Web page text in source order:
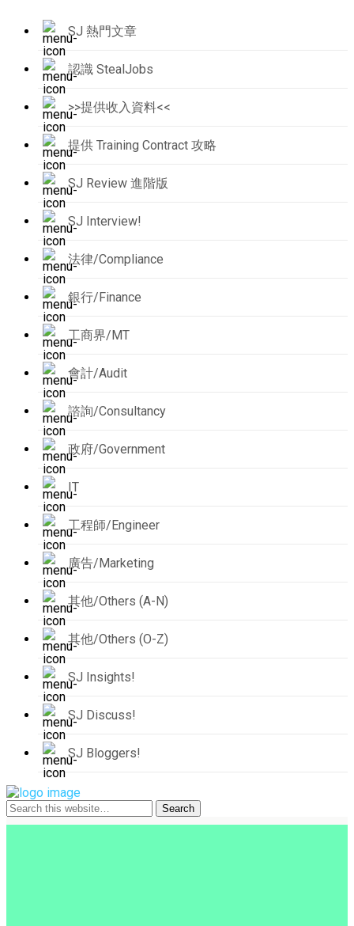
SJ 熱門文章
認識 StealJobs
>>提供收入資料<<
提供 Training Contract 攻略
SJ Review 進階版
SJ Interview!
法律/Compliance
銀行/Finance
工商界/MT
會計/Audit
諮詢/Consultancy
政府/Government
IT
工程師/Engineer
廣告/Marketing
其他/Others (A-N)
其他/Others (O-Z)
SJ Insights!
SJ Discuss!
SJ Bloggers!